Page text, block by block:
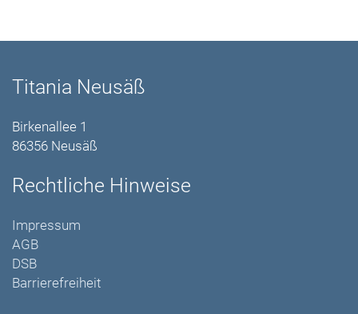
Titania Neusäß
Birkenallee 1
86356 Neusäß
Rechtliche Hinweise
Impressum
AGB
DSB
Barrierefreiheit